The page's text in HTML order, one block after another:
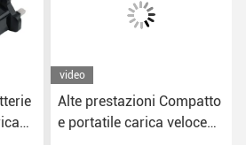
video
Alte prestazioni Compatto
e portatile carica veloce